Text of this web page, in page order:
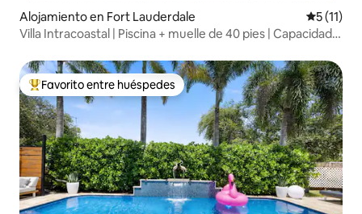
Alojamiento en Fort Lauderdale
5 (11)
Villa Intracoastal | Piscina + muelle de 40 pies | Capacidad
Favorito entre huéspedes preferido
Favorito entre huéspedes